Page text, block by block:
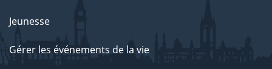
Jeunesse
Gérer les événements de la vie